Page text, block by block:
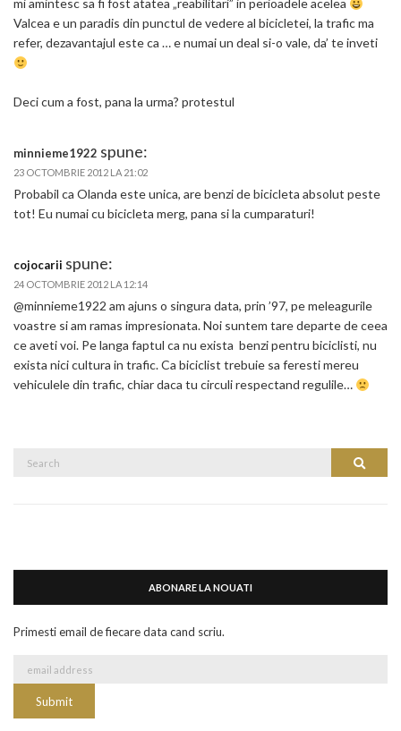
mi amintesc sa fi fost atatea „reabilitari” in perioadele acelea
Valcea e un paradis din punctul de vedere al bicicletei, la trafic ma
refer, dezavantajul este ca … e numai un deal si-o vale, da’ te inveti
Deci cum a fost, pana la urma? protestul
minnieme1922 spune:
23 OCTOMBRIE 2012 LA 21:02
Probabil ca Olanda este unica, are benzi de bicicleta absolut peste
tot! Eu numai cu bicicleta merg, pana si la cumparaturi!
cojocarii spune:
24 OCTOMBRIE 2012 LA 12:14
@minnieme1922 am ajuns o singura data, prin ’97, pe meleagurile
voastre si am ramas impresionata. Noi suntem tare departe de ceea
ce aveti voi. Pe langa faptul ca nu exista benzi pentru biciclisti, nu
exista nici cultura in trafic. Ca biciclist trebuie sa feresti mereu
vehiculele din trafic, chiar daca tu circuli respectand regulile…
Search
Search
ABONARE LA NOUATI
Primesti email de fiecare data cand scriu.